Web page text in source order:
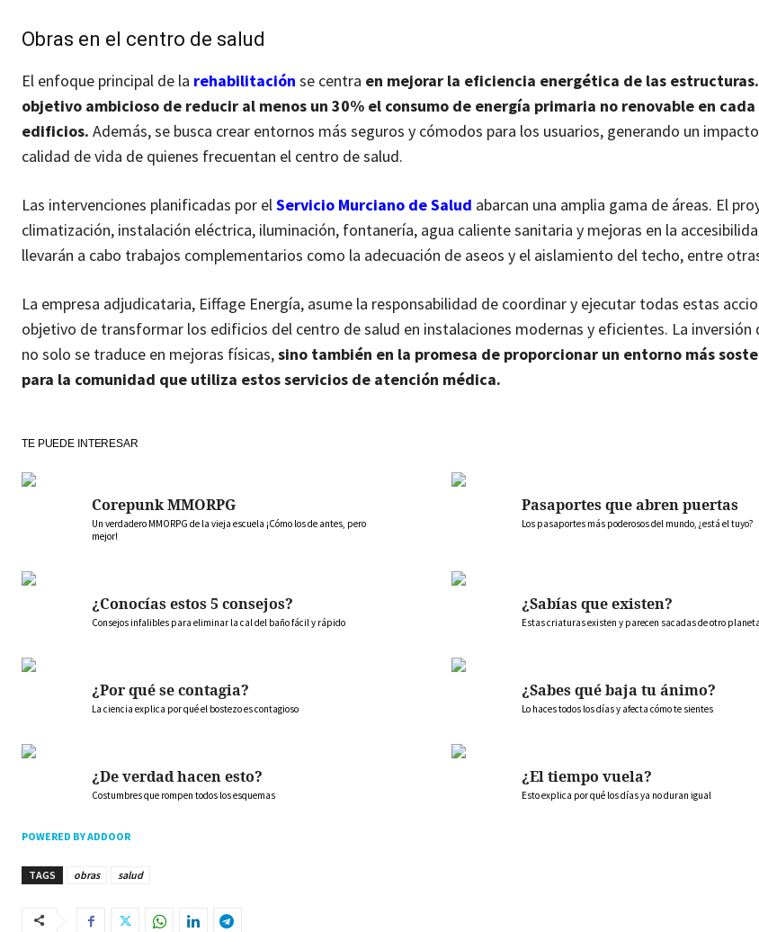
Obras en el centro de salud
El enfoque principal de la rehabilitación se centra en mejorar la eficiencia energética de las
objetivo ambicioso de reducir al menos un 30% el consumo de energía primaria no renovable en cada
edificios. Además, se busca crear entornos más seguros y cómodos para los usuarios, generando un
calidad de vida de quienes frecuentan el centro de salud.
Las intervenciones planificadas por elServicio Murciano de Salud abarcan una amplia gama de áreas. El
climatización, instalación eléctrica, iluminación, fontanería, agua caliente sanitaria y mejoras en la
llevarán a cabo trabajos complementarios como la adecuación de aseos y el aislamiento del techo, entre
La empresa adjudicataria, Eiffage Energía, asume la responsabilidad de coordinar y ejecutar todas estas
objetivo de transformar los edificios del centro de salud en instalaciones modernas y eficientes. La inversión
no solo se traduce en mejoras físicas,sino también en la promesa de proporcionar un entorno más
para la comunidad que utiliza estos servicios de atención médica.
TE PUEDE INTERESAR
Corepunk MMORPG
Un verdadero MMORPG de la vieja escuela ¡Cómo los de antes, pero
mejor!
Pasaportes que abren puertas
Los pasaportes más poderosos del mundo, ¿está el tuyo?
¿Conocías estos 5 consejos?
Consejos infalibles para eliminar la cal del baño fácil y rápido
¿Sabías que existen?
Estas criaturas existen y parecen sacadas de otro planeta
¿Por qué se contagia?
La ciencia explica por qué el bostezo es contagioso
¿Sabes qué baja tu ánimo?
Lo haces todos los días y afecta cómo te sientes
¿De verdad hacen esto?
Costumbres que rompen todos los esquemas
¿El tiempo vuela?
Esto explica por qué los días ya no duran igual
POWERED BY ADDOOR
TAGS obras salud